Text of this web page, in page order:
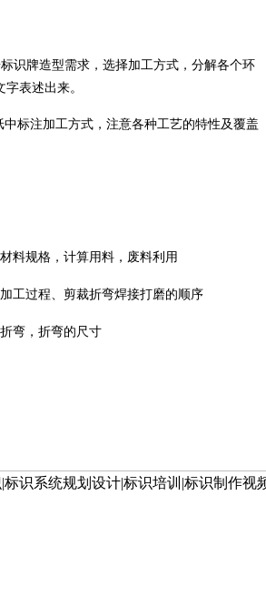
识牌造型需求，选择加工方式，分解各个环
字表述出来。
中标注加工方式，注意各种工艺的特性及覆盖
料规格，计算用料，废料利用
工过程、剪裁折弯焊接打磨的顺序
弯，折弯的尺寸